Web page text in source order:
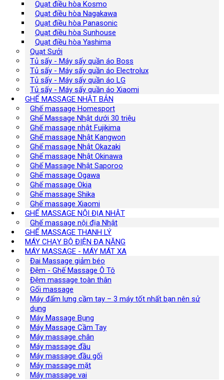
Quạt điều hòa Kosmo
Quạt điều hòa Nagakawa
Quạt điều hòa Panasonic
Quạt điều hòa Sunhouse
Quạt điều hòa Yashima
Quạt Sưởi
Tủ sấy - Máy sấy quần áo Boss
Tủ sấy - Máy sấy quần áo Electrolux
Tủ sấy - Máy sấy quần áo LG
Tủ sấy - Máy sấy quần áo Xiaomi
GHẾ MASSAGE NHẬT BẢN
Ghế massage Homesport
Ghế Massage Nhật dưới 30 triệu
Ghế massage nhật Fujikima
Ghế massage Nhật Kangwon
Ghế massage Nhật Okazaki
Ghế massage Nhật Okinawa
Ghế Massage Nhật Saporoo
Ghế massage Ogawa
Ghế massage Okia
Ghế massage Shika
Ghế massage Xiaomi
GHẾ MASSAGE NỘI ĐỊA NHẬT
Ghế massage nội địa Nhật
GHẾ MASSAGE THANH LÝ
MÁY CHẠY BỘ ĐIỆN ĐA NĂNG
MÁY MASSAGE - MÁY MÁT XA
Đai Massage giảm béo
Đệm - Ghế Massage Ô Tô
Đệm massage toàn thân
Gối massage
Máy đấm lưng cầm tay – 3 máy tốt nhất bạn nên sử
dụng
Máy Massage Bụng
Máy Massage Cầm Tay
Máy massage chân
Máy massage đầu
Máy massage đầu gối
Máy massage mặt
Máy massage vai